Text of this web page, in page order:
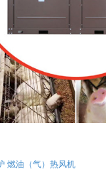
燃油（气）热风机